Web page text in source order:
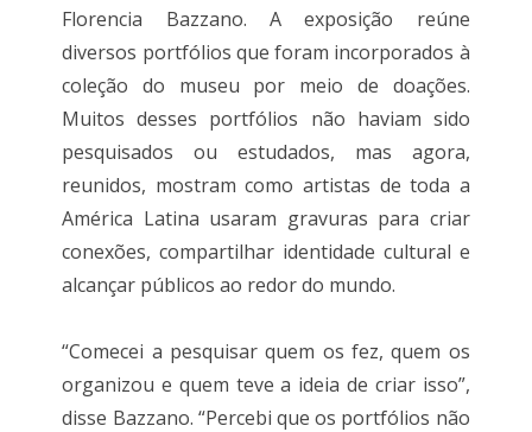
Florencia Bazzano. A exposição reúne
diversos portfólios que foram incorporados à
coleção do museu por meio de doações.
Muitos desses portfólios não haviam sido
pesquisados ​​ou estudados, mas agora,
reunidos, mostram como artistas de toda a
América Latina usaram gravuras para criar
conexões, compartilhar identidade cultural e
alcançar públicos ao redor do mundo.
“Comecei a pesquisar quem os fez, quem os
organizou e quem teve a ideia de criar isso”,
disse Bazzano. “Percebi que os portfólios não